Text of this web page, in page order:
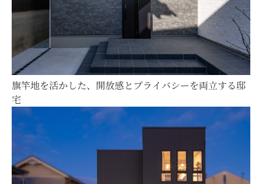
旗竿地を活かした、開放感とプライバシーを両立する邸
宅